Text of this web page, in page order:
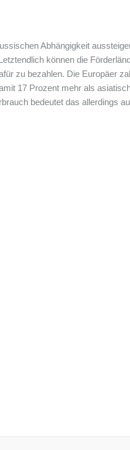
Abhängigkeit
können die
zu bezahlen. Die Europäer
17 Prozent mehr als
bedeutet das allerdings